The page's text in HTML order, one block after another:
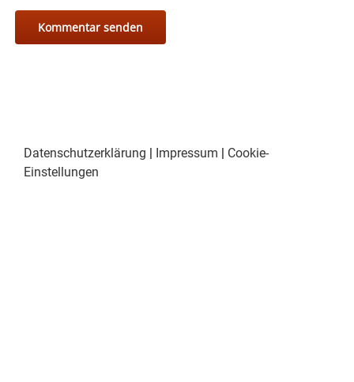
Datenschutzerklärung | Impressum | Cookie-
Einstellungen